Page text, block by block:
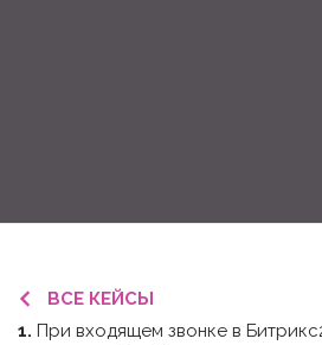
ВСЕ КЕЙСЫ
1. При входящем звонке в